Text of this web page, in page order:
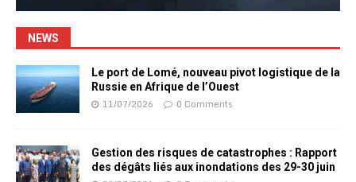
NEWS
Le port de Lomé, nouveau pivot logistique de la
Russie en Afrique de l’Ouest
11/07/2026 0 Comments
Gestion des risques de catastrophes : Rapport
des dégâts liés aux inondations des 29-30 juin